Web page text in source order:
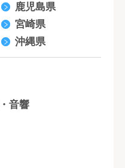
鹿児島県
宮崎県
沖縄県
音響